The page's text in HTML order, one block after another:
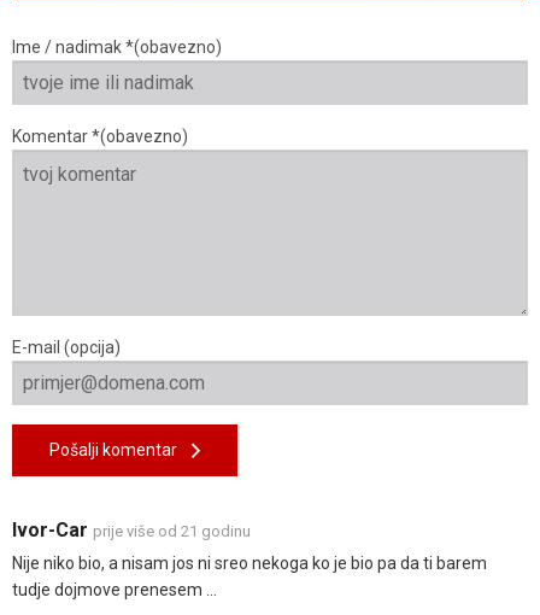
Ime / nadimak *(obavezno)
Komentar *(obavezno)
E-mail (opcija)
Pošalji komentar
Ivor-Car prije više od 21 godinu
Nije niko bio, a nisam jos ni sreo nekoga ko je bio pa da ti barem
tudje dojmove prenesem ...